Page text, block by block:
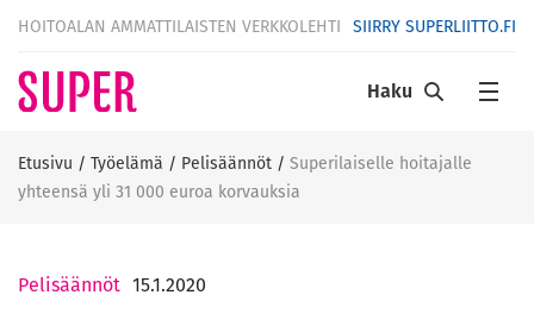
HOITOALAN AMMATTILAISTEN VERKKOLEHTI SIIRRY SUPERLIITTO.FI
Haku
Etusivu / Työelämä / Pelisäännöt / Superilaiselle hoitajalle
yhteensä yli 31 000 euroa korvauksia
Pelisäännöt 15.1.2020